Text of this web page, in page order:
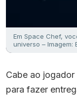
Em Space Chef,
universo – Imagem:
Cabe ao
para fazer